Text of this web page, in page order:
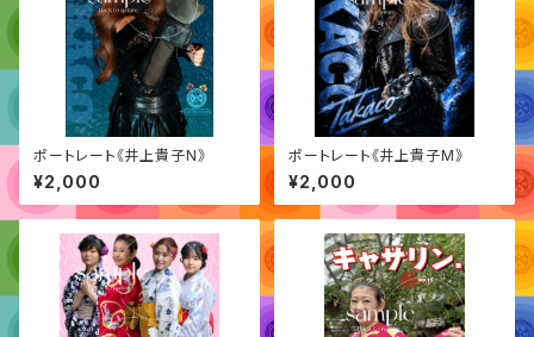
ポートレート《井上貴子N》
¥2,000
ポートレート《井上貴子M》
¥2,000